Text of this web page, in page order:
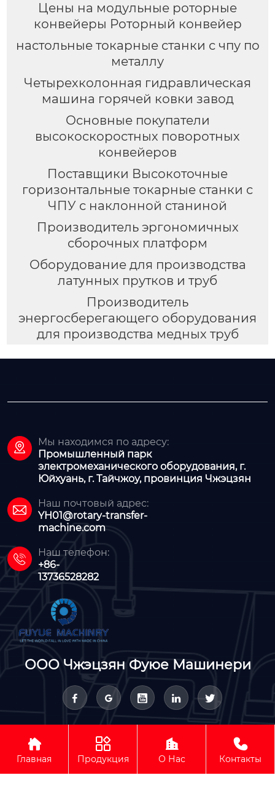
Цены на модульные роторные
конвейеры Роторный конвейер
настольные токарные станки с чпу по
металлу
Четырехколонная гидравлическая
машина горячей ковки завод
Основные покупатели
высокоскоростных поворотных
конвейеров
Поставщики Высокоточные
горизонтальные токарные станки с
ЧПУ с наклонной станиной
Производитель эргономичных
сборочных платформ
Оборудование для производства
латунных прутков и труб
Производитель
энергосберегающего оборудования
для производства медных труб

Мы находимся по адресу:
Промышленный парк
электромеханического оборудования, г.
Юйхуань, г. Тайчжоу, провинция Чжэцзян

Наш почтовый адрес:
YH01@rotary-transfer-
machine.com

Наш телефон:
+86-
13736528282
ООО Чжэцзян Фуюе Машинери
    
Авторское право © ООО Чжэцзян Фуюе Машинери

Главная

Продукция

О Нас

Контакты